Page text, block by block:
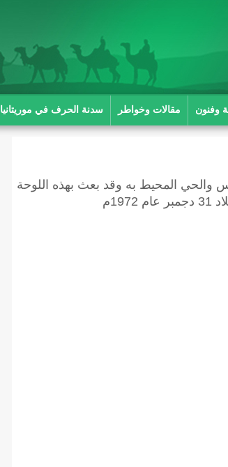
وفنون مقالات وخواطر سدنة الحرف في موريتانيا